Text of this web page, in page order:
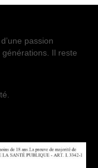
passion
Il reste